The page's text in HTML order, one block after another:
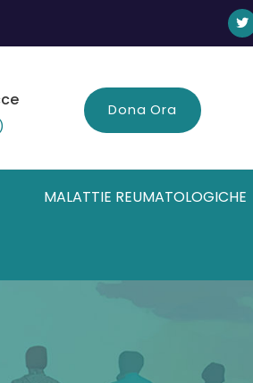
Dona Ora
MALATTIE REUMATOLOGICHE